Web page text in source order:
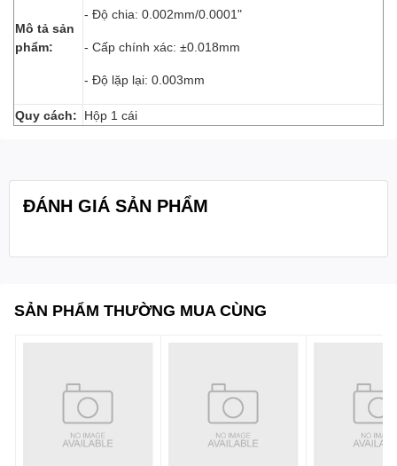
Mô tả sản
phẩm:
- Độ chia: 0.002mm/0.0001"
- Cấp chính xác: ±0.018mm
- Độ lặp lại: 0.003mm
Quy cách: Hộp 1 cái
ĐÁNH GIÁ SẢN PHẨM
SẢN PHẨM THƯỜNG MUA CÙNG